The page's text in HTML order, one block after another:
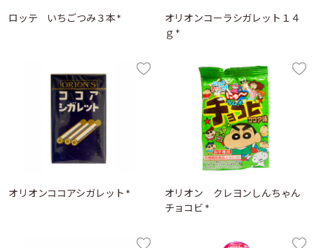
ロッテ いちごつみ３本 *
オリオンコーラシガレット１４
ｇ *
オリオンココアシガレット *
オリオン クレヨンしんちゃん
チョコビ *